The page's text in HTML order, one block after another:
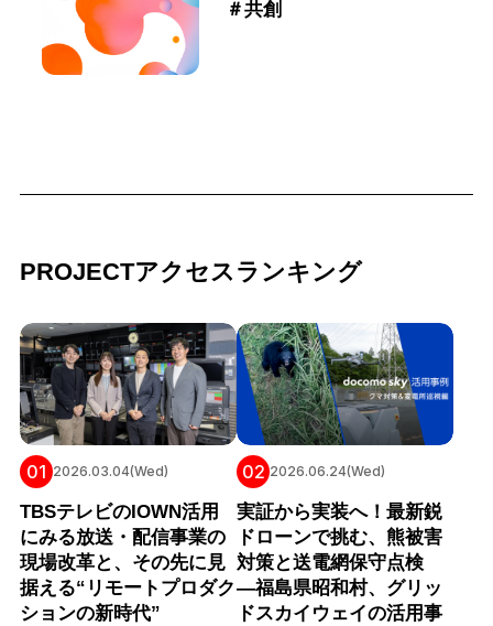
＃共創
PROJECTアクセスランキング
01 2026.03.04(Wed)
TBSテレビのIOWN活用
にみる放送・配信事業の
現場改革と、その先に見
据える“リモートプロダク
ションの新時代”
02 2026.06.24(Wed)
実証から実装へ！最新鋭
ドローンで挑む、熊被害
対策と送電網保守点検
―福島県昭和村、グリッ
ドスカイウェイの活用事